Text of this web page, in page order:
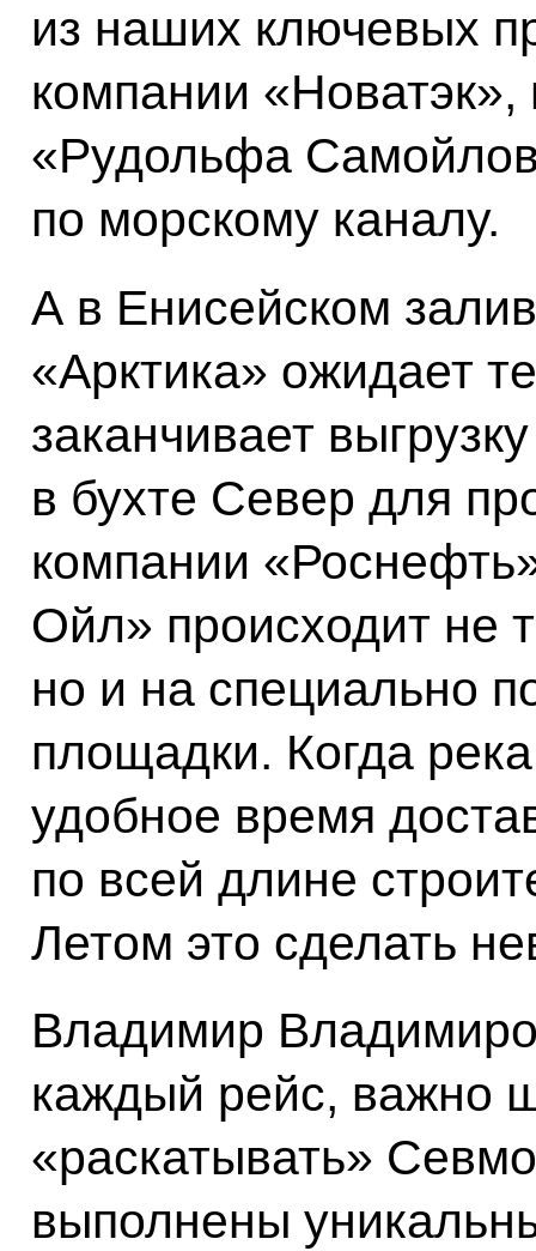
из наших ключевых
компании
«Рудольфа
по морскому каналу.
А в Енисейском
«Арктика» ожидает
заканчивает
в бухте Север для
компании
Ойл» происходит не
но и на специально
площадки. Когда
удобное время
по всей длине
Летом это сделать
Владимир
каждый рейс, важно
«раскатывать»
выполнены